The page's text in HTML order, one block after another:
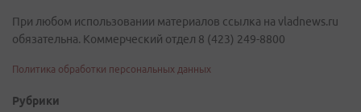
При любом использовании материалов ссылка на vladnews.ru
обязательна. Коммерческий отдел 8 (423) 249-8800
Политика обработки персональных данных
Рубрики